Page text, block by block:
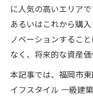
に人気の高いエリア
あるいはこれから購
ノベーションするこ
なく、将来的な資産
本記事では、福岡市
イフスタイル 一級建